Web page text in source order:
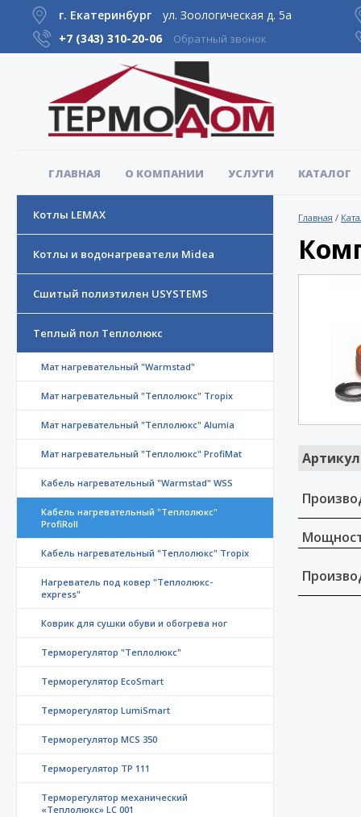
г. Екатеринбург
ул. Зоологическая д. 5а
+7 (343) 310-20-06 Обратный звонок
ГЛАВНАЯ О КОМПАНИИ УСЛУГИ КАТАЛОГ
Котлы LEMAX
Котлы и водонагреватели Midea
Сшитый полиэтилен USYSTEMS
Теплый пол Теплолюкс
Мат нагревательный "Warmstad"
Мат нагревательный "Теплолюкс" Tropix
Мат нагревательный "Теплолюкс" Alumia
Мат нагревательный "Теплолюкс" ProfiMat
Кабель нагревательный "Warmstad" WSS
Кабель нагревательный "Теплолюкс"
ProfiRoll
Кабель нагревательный "Теплолюкс" Tropix
Нагреватель под ковер "Теплолюкс-
express"
Коврик для сушки обуви и обогрева ног
Терморегулятор "Теплолюкс"
Терморегулятор EcoSmart
Терморегулятор LumiSmart
Терморегулятор MCS 350
Терморегулятор ТР 111
Терморегулятор механический
«Теплолюкс» LC 001
Главная /
Артикул